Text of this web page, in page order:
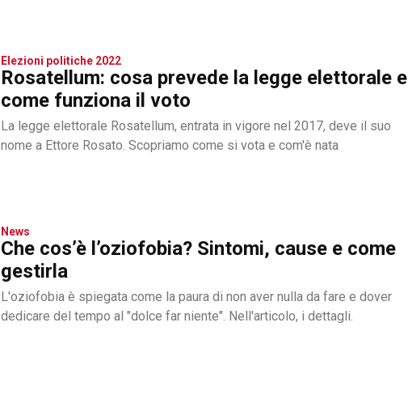
Elezioni politiche 2022
Rosatellum: cosa prevede la legge elettorale e
come funziona il voto
La legge elettorale Rosatellum, entrata in vigore nel 2017, deve il suo
nome a Ettore Rosato. Scopriamo come si vota e com'è nata
News
Che cos’è l’oziofobia? Sintomi, cause e come
gestirla
L'oziofobia è spiegata come la paura di non aver nulla da fare e dover
dedicare del tempo al "dolce far niente". Nell'articolo, i dettagli.